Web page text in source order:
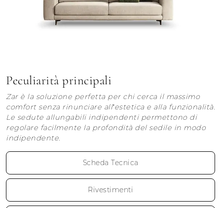
Peculiarità principali
Zar è la soluzione perfetta per chi cerca il massimo
comfort senza rinunciare all’estetica e alla funzionalità.
Le sedute allungabili indipendenti permettono di
regolare facilmente la profondità del sedile in modo
indipendente.
Scheda Tecnica
Rivestimenti